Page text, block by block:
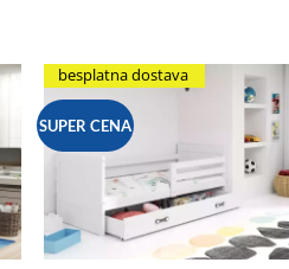
SUPER CENA
besplatna dostava
Add to